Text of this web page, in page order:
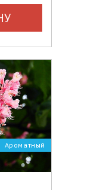
Ароматный